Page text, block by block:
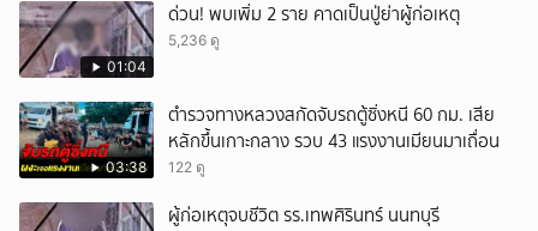
01:04
ด่วน! พบเพิ่ม 2 ราย คาดเป็นปู่ย่าผู้ก่อเหตุ
5,236 ดู
03:38
ตำรวจทางหลวงสกัดจับรถตู้ซิ่งหนี 60 กม. เสีย
หลักขึ้นเกาะกลาง รวบ 43 แรงงานเมียนมาเถื่อน
122 ดู
ผู้ก่อเหตุจบชีวิต รร.เทพศิรินทร์ นนทบุรี